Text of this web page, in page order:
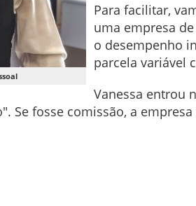
Para facilitar,
uma empresa
o desempenho
parcela variável
Vanessa entrou
Se fosse comissão, a